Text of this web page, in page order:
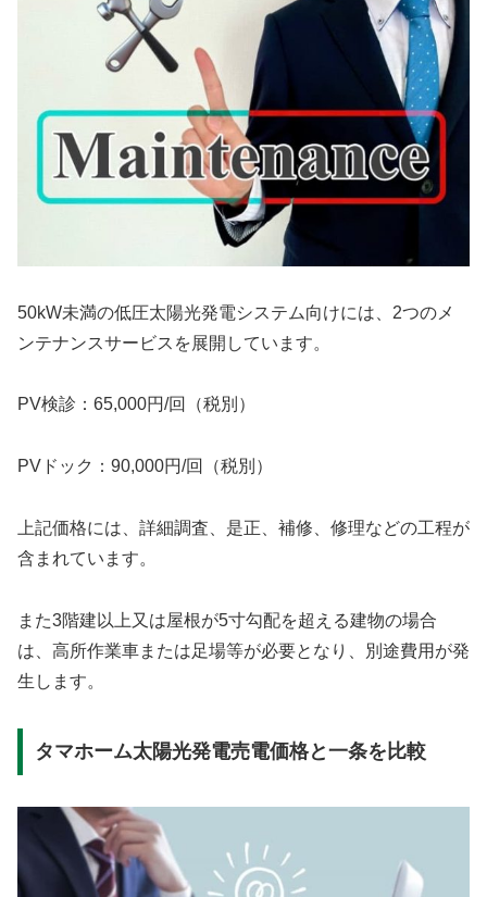
50kW未満の低圧太陽光発電システム向けには、2つのメ
ンテナンスサービスを展開しています。
PV検診：65,000円/回（税別）
PVドック：90,000円/回（税別）
上記価格には、詳細調査、是正、補修、修理などの工程が
含まれています。
また3階建以上又は屋根が5寸勾配を超える建物の場合
は、高所作業車または足場等が必要となり、別途費用が発
生します。
タマホーム太陽光発電売電価格と一条を比較